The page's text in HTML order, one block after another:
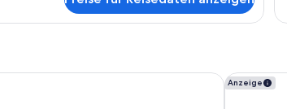
Anzeige
Novotel